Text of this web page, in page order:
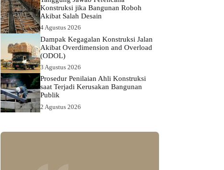
Konstruksi jika Bangunan Roboh
Akibat Salah Desain
4 Agustus 2026
Dampak Kegagalan Konstruksi Jalan
Akibat Overdimension and Overload
(ODOL)
3 Agustus 2026
Prosedur Penilaian Ahli Konstruksi
saat Terjadi Kerusakan Bangunan
Publik
2 Agustus 2026